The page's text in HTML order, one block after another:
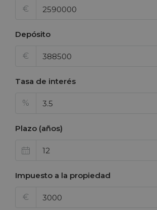
€
Depósito
€
Tasa de interés
%
Plazo (años)
Impuesto a la propiedad
€